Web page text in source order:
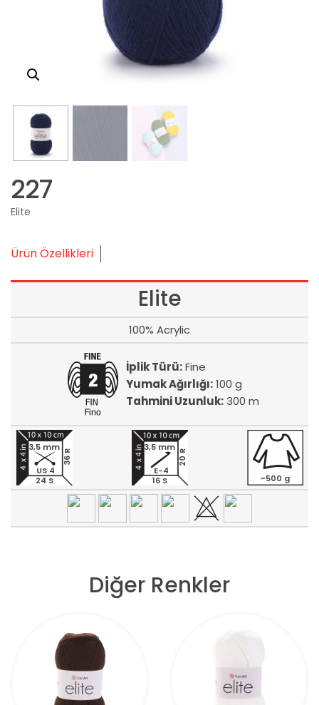
227
Elite
Ürün Özellikleri
Elite
100% Acrylic
İplik Türü:Fine
Yumak Ağırlığı:100 g
Tahmini Uzunluk:300 m
24 S
36 R
3,5 mm
US 4
16 S
20 R
3,5 mm
E-4
~500 g
Diğer Renkler